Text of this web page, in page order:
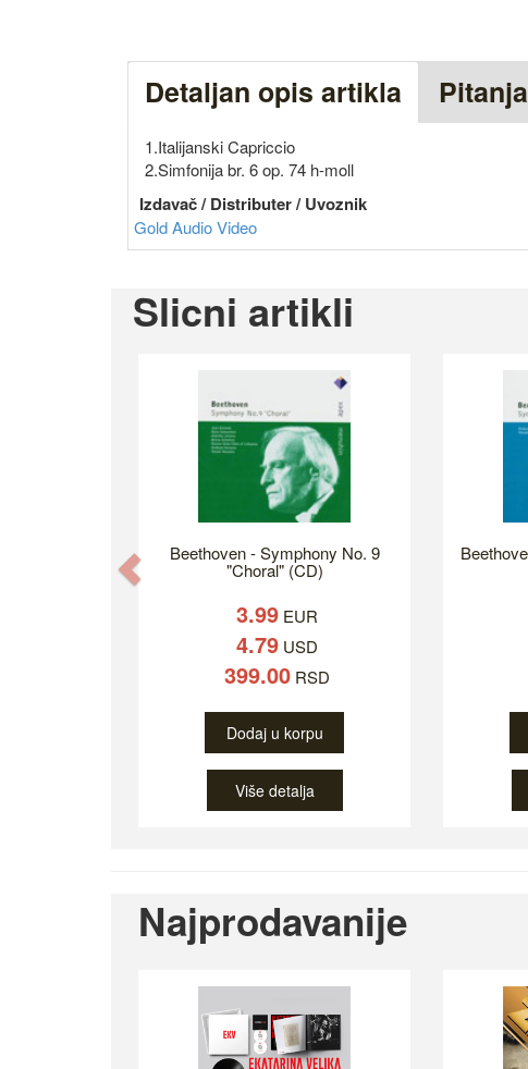
Detaljan opis artikla
1.Italijanski Capriccio
2.Simfonija br. 6 op. 74 h-moll
Izdavač / Distributer / Uvoznik
Gold Audio Video
Slicni artikli
Beethoven - Symphony No. 9
"Choral" (CD)
3.99 EUR
4.79 USD
399.00 RSD
Dodaj u korpu
Više detalja
Previous
Najprodavanije